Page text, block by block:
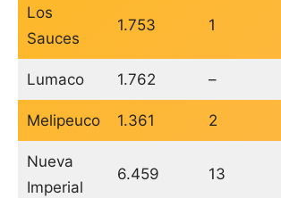
Los
Sauces
1.753 1
Lumaco 1.762 –
Melipeuco 1.361 2
Nueva
Imperial
6.459 13